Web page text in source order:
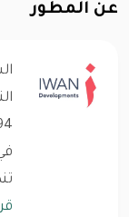
عن المطور